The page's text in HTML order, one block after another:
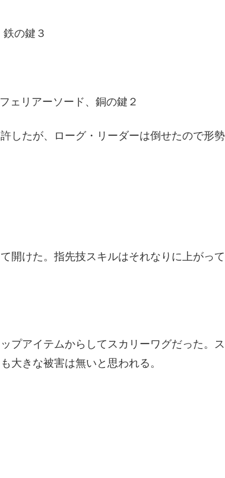
の鍵３
リアーソード、銅の鍵２
したが、ローグ・リーダーは倒せたので形勢
開けた。指先技スキルはそれなりに上がって
プアイテムからしてスカリーワグだった。ス
大きな被害は無いと思われる。